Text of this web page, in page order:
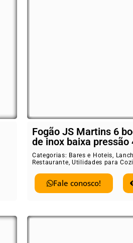
Fogão JS Martins 6
de inox baixa pressão
Categorias: Bares e Hoteis,
Restaurante, Utilidades para
Fale conosco!